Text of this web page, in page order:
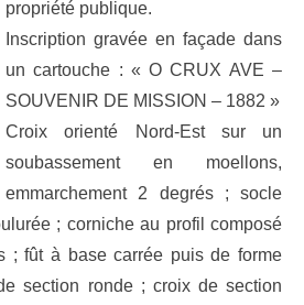
propriété publique.
Inscription gravée en façade dans
un cartouche : « O CRUX AVE –
SOUVENIR DE MISSION – 1882 »
Croix orienté Nord-Est sur un
soubassement en moellons,
emmarchement 2 degrés ; socle
; corniche au profil composé
; fût à base carrée puis de forme
section ronde ; croix de section